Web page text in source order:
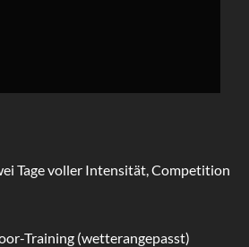
Tage voller Intensität, Competition
Training (wetterangepasst)